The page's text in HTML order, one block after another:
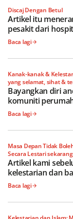
Discaj Dengan Betul
Artikel itu
pesakit dari
Baca lagi
Kanak-kanak &
yang selamat, sihat &
Bayangkan diri
komuniti
sebuah taman
tawar, dan laluan
mengelilinginya
Baca lagi
Masa Depan Tidak
Secara Lestari
Artikel kami
kelestarian dan
mengamalkannya
perniagaan dan
Baca lagi